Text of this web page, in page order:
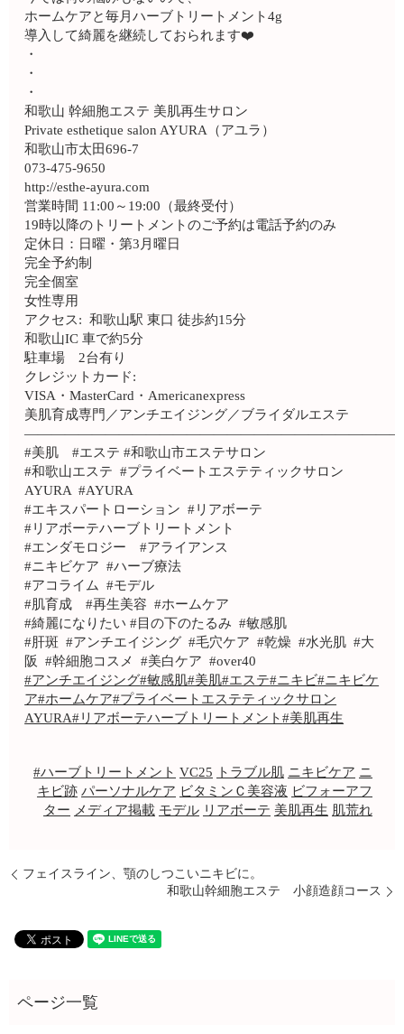
ホームケアと毎月ハーブトリートメント4g
導入して綺麗を継続しておられます❤️
・
・
・
和歌山 幹細胞エステ 美肌再生サロン
Private esthetique salon AYURA（アユラ）
和歌山市太田696-7
073-475-9650
http://esthe-ayura.com
営業時間 11:00～19:00（最終受付）
19時以降のトリートメントのご予約は電話予約のみ
定休日：日曜・第3月曜日
完全予約制
完全個室
女性専用
アクセス: 和歌山駅 東口 徒歩約15分
和歌山IC 車で約5分
駐車場 2台有り
クレジットカード:
VISA・MasterCard・Americanexpress
美肌育成専門／アンチエイジング／ブライダルエステ
————————————————————————————
#美肌 #エステ #和歌山市エステサロン
#和歌山エステ #プライベートエステティックサロン
AYURA #AYURA
#エキスパートローション #リアボーテ
#リアボーテハーブトリートメント
#エンダモロジー #アライアンス
#ニキビケア #ハーブ療法
#アコライム #モデル
#肌育成 #再生美容 #ホームケア
#綺麗になりたい #目の下のたるみ #敏感肌
#肝斑 #アンチエイジング #毛穴ケア #乾燥 #水光肌 #大
阪 #幹細胞コスメ #美白ケア #over40
#アンチエイジング#敏感肌#美肌#エステ#ニキビ#ニキビケ
ア#ホームケア#プライベートエステティックサロン
AYURA#リアボーテハーブトリートメント#美肌再生
#ハーブトリートメント VC25 トラブル肌 ニキビケア ニ
キビ跡 パーソナルケア ビタミンＣ美容液 ビフォーアフ
ター メディア掲載 モデル リアボーテ 美肌再生 肌荒れ
フェイスライン、顎のしつこいニキビに。
和歌山幹細胞エステ 小顔造顔コース